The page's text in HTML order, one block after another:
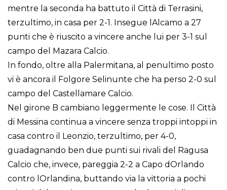
mentre la seconda ha battuto il Città di Terrasini,
terzultimo, in casa per 2-1. Insegue lAlcamo a 27
punti che è riuscito a vincere anche lui per 3-1 sul
campo del Mazara Calcio.
In fondo, oltre alla Palermitana, al penultimo posto
vi è ancora il Folgore Selinunte che ha perso 2-0 sul
campo del Castellamare Calcio.
Nel girone B cambiano leggermente le cose. Il Città
di Messina continua a vincere senza troppi intoppi in
casa contro il Leonzio, terzultimo, per 4-0,
guadagnando ben due punti sui rivali del Ragusa
Calcio che, invece, pareggia 2-2 a Capo dOrlando
contro lOrlandina, buttando via la vittoria a pochi